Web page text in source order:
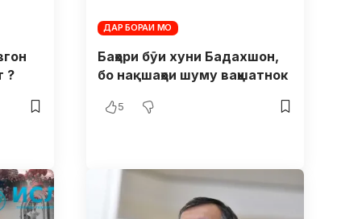
?
ДАР БОРАИ МО
Баҳори бӯи хуни Бадахшон,
бо нақшаҳои шуму ваҳшатнок
5